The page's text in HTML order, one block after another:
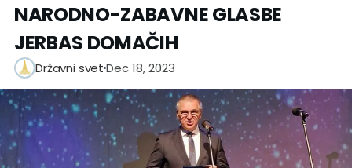
NARODNO-ZABAVNE GLASBE
JERBAS DOMAČIH
Državni svetDec 18, 2023